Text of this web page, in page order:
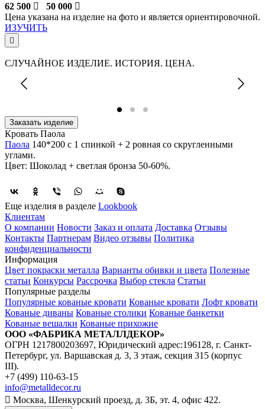
62 500
50 000
Цена указана на изделие на фото и является ориентировочной.
ИЗУЧИТЬ
СЛУЧАЙНОЕ ИЗДЕЛИЕ. ИСТОРИЯ. ЦЕНА.
Заказать изделие
Кровать Паола
Паола 140*200 с 1 спинкой + 2 ровная со скругленными
углами.
Цвет: Шоколад + светлая бронза 50-60%.
Еще изделия в разделе Lookbook
Клиентам
О компании Новости Заказ и оплата Доставка Отзывы
Контакты Партнерам Видео отзывы Политика
конфиденциальности
Информация
Цвет покраски металла Варианты обивки и цвета Полезные
статьи Конкурсы Рассрочка Выбор стекла Статьи
Популярные разделы
Популярные кованые кровати Кованые кровати Лофт кровати
Кованые диваны Кованые столики Кованые банкетки
Кованые вешалки Кованые прихожие
ООО «ФАБРИКА МЕТАЛЛДЕКОР»
ОГРН 1217800203697, Юридический адрес:196128, г. Санкт-
Петербург, ул. Варшавская д. 3, 3 этаж, секция 315 (корпус
III).
+7 (499) 110-63-15
info@metalldecor.ru
Москва, Шенкурский проезд, д. 3Б, эт. 4, офис 422.